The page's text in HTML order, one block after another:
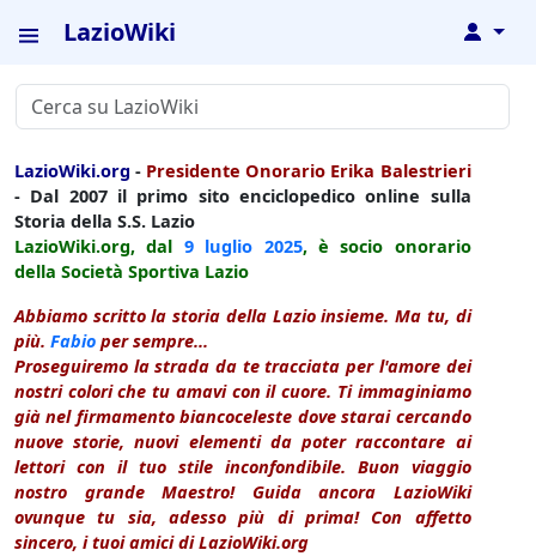
LazioWiki ↓
LazioWiki.org - Presidente Onorario Erika Balestrieri
- Dal 2007 il primo sito enciclopedico online sulla
Storia della S.S. Lazio
LazioWiki.org, dal 9 luglio 2025, è socio onorario
della Società Sportiva Lazio
Abbiamo scritto la storia della Lazio insieme. Ma tu, di
più. Fabio per sempre...
Proseguiremo la strada da te tracciata per l'amore dei
nostri colori che tu amavi con il cuore. Ti immaginiamo
già nel firmamento biancoceleste dove starai cercando
nuove storie, nuovi elementi da poter raccontare ai
lettori con il tuo stile inconfondibile. Buon viaggio
nostro grande Maestro! Guida ancora LazioWiki
ovunque tu sia, adesso più di prima! Con affetto
sincero, i tuoi amici di LazioWiki.org